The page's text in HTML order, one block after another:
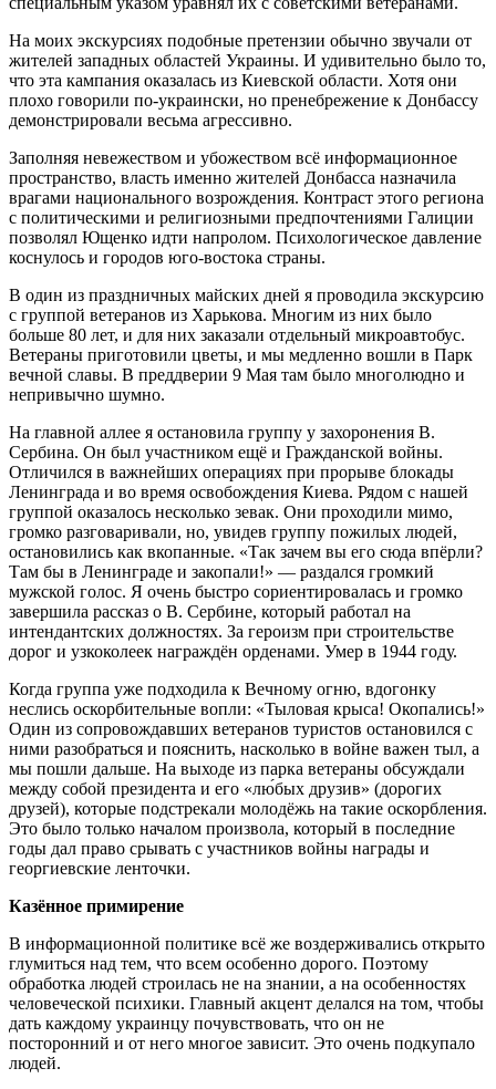
На моих экскурсиях подобные претензии обычно звучали от
жителей западных областей Украины. И удивительно было то,
что эта кампания оказалась из Киевской области. Хотя они
плохо говорили по-украински, но пренебрежение к Донбассу
демонстрировали весьма агрессивно.
Заполняя невежеством и убожеством всё информационное
пространство, власть именно жителей Донбасса назначила
врагами национального возрождения. Контраст этого региона
с политическими и религиозными предпочтениями Галиции
позволял Ющенко идти напролом. Психологическое давление
коснулось и городов юго-востока страны.
В один из праздничных майских дней я проводила экскурсию
с группой ветеранов из Харькова. Многим из них было
больше 80 лет, и для них заказали отдельный микроавтобус.
Ветераны приготовили цветы, и мы медленно вошли в Парк
вечной славы. В преддверии 9 Мая там было многолюдно и
непривычно шумно.
На главной аллее я остановила группу у захоронения В.
Сербина. Он был участником ещё и Гражданской войны.
Отличился в важнейших операциях при прорыве блокады
Ленинграда и во время освобождения Киева. Рядом с нашей
группой оказалось несколько зевак. Они проходили мимо,
громко разговаривали, но, увидев группу пожилых людей,
остановились как вкопанные. «Так зачем вы его сюда впёрли?
Там бы в Ленинграде и закопали!» — раздался громкий
мужской голос. Я очень быстро сориентировалась и громко
завершила рассказ о В. Сербине, который работал на
интендантских должностях. За героизм при строительстве
дорог и узкоколеек награждён орденами. Умер в 1944 году.
Когда группа уже подходила к Вечному огню, вдогонку
неслись оскорбительные вопли: «Тыловая крыса! Окопались!»
Один из сопровождавших ветеранов туристов остановился с
ними разобраться и пояснить, насколько в войне важен тыл, а
мы пошли дальше. На выходе из парка ветераны обсуждали
между собой президента и его «лю́бых друзив» (дорогих
друзей), которые подстрекали молодёжь на такие оскорбления.
Это было только началом произвола, который в последние
годы дал право срывать с участников войны награды и
георгиевские ленточки.
Казённое примирение
В информационной политике всё же воздерживались открыто
глумиться над тем, что всем особенно дорого. Поэтому
обработка людей строилась не на знании, а на особенностях
человеческой психики. Главный акцент делался на том, чтобы
дать каждому украинцу почувствовать, что он не
посторонний и от него многое зависит. Это очень подкупало
людей.